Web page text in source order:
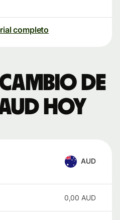
completo
de
hoy
AUD
0,00 AUD